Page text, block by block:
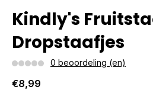
Kindly's
Dropstaafjes
0 beoordeling (en)
€8,99